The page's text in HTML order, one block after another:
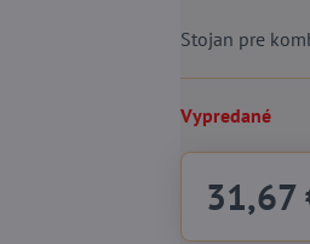
Stojan pre
Vypredané
31,67